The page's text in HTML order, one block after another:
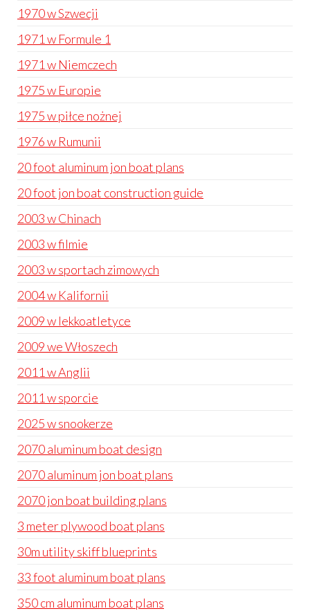
1970 w Szwecji
1971 w Formule 1
1971 w Niemczech
1975 w Europie
1975 w piłce nożnej
1976 w Rumunii
20 foot aluminum jon boat plans
20 foot jon boat construction guide
2003 w Chinach
2003 w filmie
2003 w sportach zimowych
2004 w Kalifornii
2009 w lekkoatletyce
2009 we Włoszech
2011 w Anglii
2011 w sporcie
2025 w snookerze
2070 aluminum boat design
2070 aluminum jon boat plans
2070 jon boat building plans
3 meter plywood boat plans
30m utility skiff blueprints
33 foot aluminum boat plans
350 cm aluminum boat plans